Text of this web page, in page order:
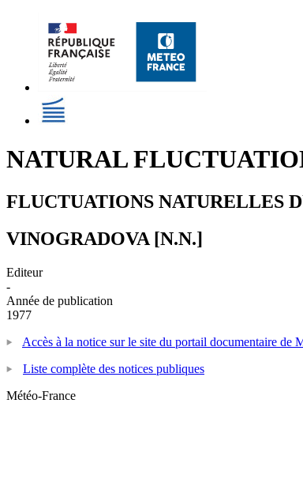
NATURAL
FLUCTUATIONS NATURELLES
VINOGRADOVA [N.N.]
Editeur
-
Année de publication
1977
Accès à la notice sur le site du portail documentaire de
Liste complète des notices publiques
Météo-France